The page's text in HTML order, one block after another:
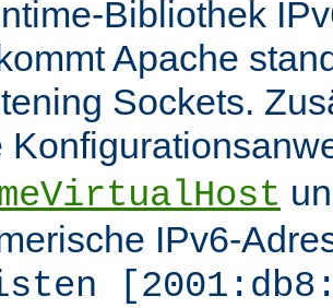
Bibliothek
Apache
Sockets.
IPv6-